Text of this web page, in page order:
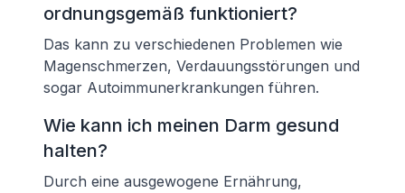
ordnungsgemäß funktioniert?
Das kann zu verschiedenen Problemen wie
Magenschmerzen, Verdauungsstörungen und
sogar Autoimmunerkrankungen führen.
Wie kann ich meinen Darm gesund
halten?
Durch eine ausgewogene Ernährung,